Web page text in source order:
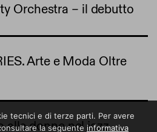
Orchestra – il debutto
Arte e Moda Oltre
alle donne nel jazz.
tecnici e di terze parti. Per avere
la seguente informativa